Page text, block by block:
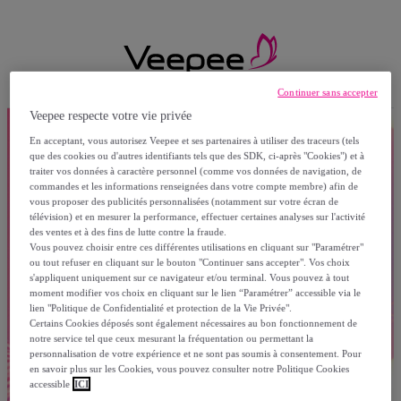
Veepee respecte votre vie privée
En acceptant, vous autorisez Veepee et ses partenaires à utiliser des traceurs (tels
que des cookies ou d'autres identifiants tels que des SDK, ci-après "Cookies") et à
traiter vos données à caractère personnel (comme vos données de navigation, de
commandes et les informations renseignées dans votre compte membre) afin de
vous proposer des publicités personnalisées (notamment sur votre écran de
télévision) et en mesurer la performance, effectuer certaines analyses sur l'activité
des ventes et à des fins de lutte contre la fraude.
Vous pouvez choisir entre ces différentes utilisations en cliquant sur "Paramétrer"
ou tout refuser en cliquant sur le bouton "Continuer sans accepter". Vos choix
s'appliquent uniquement sur ce navigateur et/ou terminal. Vous pouvez à tout
moment modifier vos choix en cliquant sur le lien “Paramétrer” accessible via le
lien "Politique de Confidentialité et protection de la Vie Privée".
Certains Cookies déposés sont également nécessaires au bon fonctionnement de
notre service tel que ceux mesurant la fréquentation ou permettant la
personnalisation de votre expérience et ne sont pas soumis à consentement. Pour
en savoir plus sur les Cookies, vous pouvez consulter notre Politique Cookies
accessible ICI
Continuer sans accepter